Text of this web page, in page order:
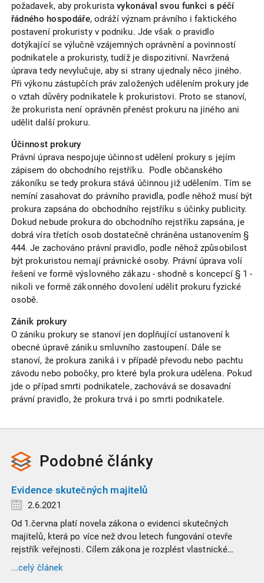
požadavek, aby prokuristavykonával svou funkci s péčí
řádného hospodáře, odráží význam právního i faktického
postavení prokuristy v podniku. Jde však o pravidlo
dotýkající se výlučně vzájemných oprávnění a povinností
podnikatele a prokuristy, tudíž je dispozitivní. Navržená
úprava tedy nevylučuje, aby si strany ujednaly něco jiného.
Při výkonu zástupčích práv založených udělením prokury jde
o vztah důvěry podnikatele k prokuristovi. Proto se stanoví,
že prokurista není oprávněn přenést prokuru na jiného ani
udělit další prokuru.
Účinnost prokury
Právní úprava nespojuje účinnost udělení prokury s jejím
zápisem do obchodního rejstříku. Podle občanského
zákoníku se tedy prokura stává účinnou již udělením. Tím se
nemíní zasahovat do právního pravidla, podle něhož musí být
prokura zapsána do obchodního rejstříku s účinky publicity.
Dokud nebude prokura do obchodního rejstříku zapsána, je
dobrá víra třetích osob dostatečně chráněna ustanovením §
444. Je zachováno právní pravidlo, podle něhož způsobilost
být prokuristou nemají právnické osoby. Právní úprava volí
řešení ve formě výslovného zákazu - shodně s koncepcí § 1 -
nikoli ve formě zákonného dovolení udělit prokuru fyzické
osobě.
Zánik prokury
O zániku prokury se stanoví jen doplňující ustanovení k
obecné úpravě zániku smluvního zastoupení. Dále se
stanoví, že prokura zaniká i v případě převodu nebo pachtu
závodu nebo pobočky, pro které byla prokura udělena. Pokud
jde o případ smrti podnikatele, zachovává se dosavadní
právní pravidlo, že prokura trvá i po smrti podnikatele.
Podobné články
Evidence skutečných majitelů
2.6.2021
Od 1.června platí novela zákona o evidenci skutečných
majitelů, která po více než dvou letech fungování otevře
rejstřík veřejnosti. Cílem zákona je rozplést vlastnické
struktury českých společností.
...celý článek